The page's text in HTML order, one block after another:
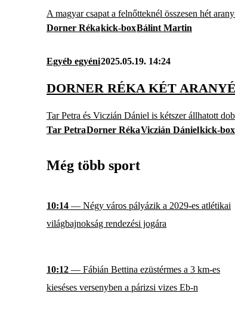
A magyar csapat a felnőtteknél összesen hét
Dorner Rékakick-boxBálint Martin
Egyéb egyéni2025.05.19. 14:24
DORNER RÉKA KÉT
Tar Petra és Viczián Dániel is kétszer állhatott
Tar PetraDorner RékaViczián Dánielkick-box
Még több sport
10:14 — Négy város pályázik a 2029-es atlétikai
világbajnokság rendezési jogára
10:12 — Fábián Bettina ezüstérmes a 3 km-es
kieséses versenyben a párizsi vizes Eb-n